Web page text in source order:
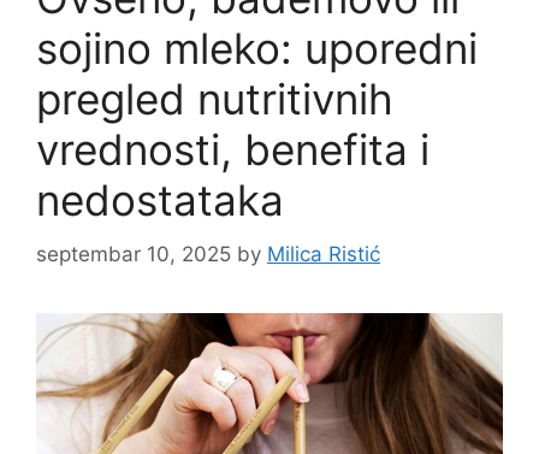
sojino mleko: uporedni
pregled nutritivnih
vrednosti, benefita i
nedostataka
septembar 10, 2025 by Milica Ristić